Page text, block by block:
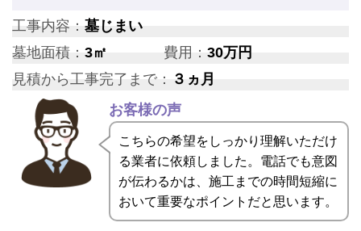
工事内容： 墓じまい
墓地面積： 3㎡ 費用：30万円
見積から工事完了まで： ３ヵ月
お客様の声
こちらの希望をしっかり理解いただけ
る業者に依頼しました。電話でも意図
が伝わるかは、施工までの時間短縮に
おいて重要なポイントだと思います。